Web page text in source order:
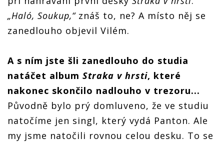
„Haló, Soukup,“znáš to, ne? A místo něj se
zanedlouho objevil Vilém.
A s ním jste šli zanedlouho do studia
natáčet album Straka v hrsti, které
nakonec skončilo nadlouho v trezoru...
Původně bylo prý domluveno, že ve studiu
natočíme jen singl, který vydá Panton. Ale
my jsme natočili rovnou celou desku. To se